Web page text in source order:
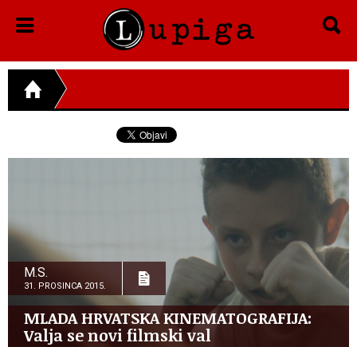
M.S.
31. PROSINCA 2015.
MLADA HRVATSKA KINEMATOGRAFIJA:
Valja se novi filmski val